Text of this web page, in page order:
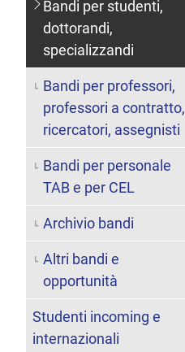
Bandi per studenti,
dottorandi,
specializzandi
Bandi per professori,
professori a contratto,
ricercatori, assegnisti
Bandi per personale
TAB e per CEL
Archivio bandi
Altri bandi e
opportunità
Studenti incoming e
internazionali